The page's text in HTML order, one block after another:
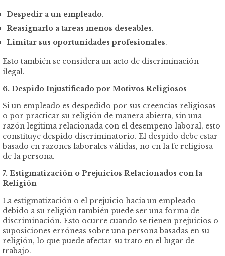
Despedir a un empleado.
Reasignarlo a tareas menos deseables.
Limitar sus oportunidades profesionales.
Esto también se considera un acto de discriminación
ilegal.
6. Despido Injustificado por Motivos Religiosos
Si un empleado es despedido por sus creencias religiosas
o por practicar su religión de manera abierta, sin una
razón legítima relacionada con el desempeño laboral, esto
constituye despido discriminatorio. El despido debe estar
basado en razones laborales válidas, no en la fe religiosa
de la persona.
7. Estigmatización o Prejuicios Relacionados con la
Religión
La estigmatización o el prejuicio hacia un empleado
debido a su religión también puede ser una forma de
discriminación. Esto ocurre cuando se tienen prejuicios o
suposiciones erróneas sobre una persona basadas en su
religión, lo que puede afectar su trato en el lugar de
trabajo.